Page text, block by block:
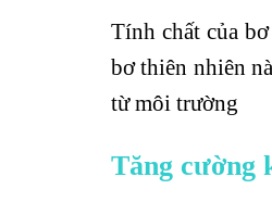
Tính chất của
bơ thiên nhiên
từ môi trường
Tăng cường